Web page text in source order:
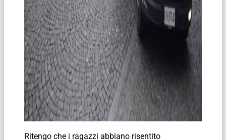
Ritengo che i ragazzi abbiano risentito